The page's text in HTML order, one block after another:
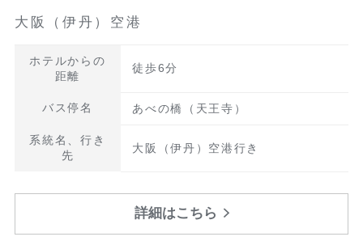
大阪（伊丹）空港
ホテルからの
距離
徒歩6分
バス停名 あべの橋（天王寺）
系統名、行き
先
大阪（伊丹）空港行き
詳細はこちら